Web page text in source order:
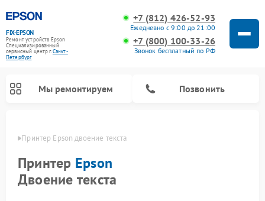
FIX-EPSON
Ремонт устройств Epson
Специализированный
cервисный центр г.Санкт-
Петербург
+7 (812) 426-52-93
Ежедневно с 9:00 до 21:00
+7 (800) 100-33-26
Звонок бесплатный по РФ
Мы ремонтируем Позвонить
Принтер Epson двоение текста
Принтер Epson
Двоение текста